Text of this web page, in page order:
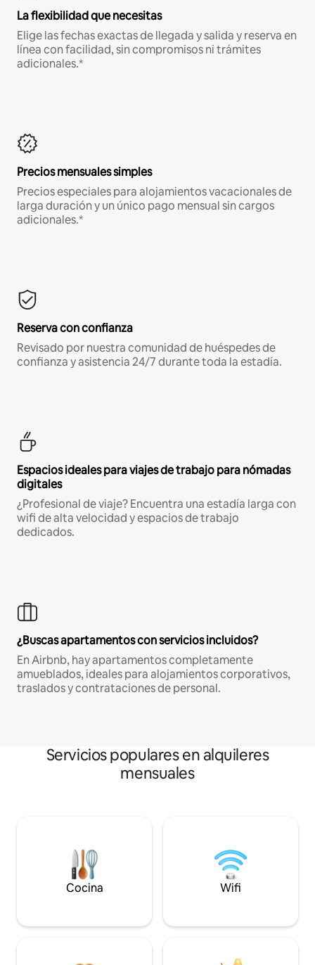
La flexibilidad que necesitas
Elige las fechas exactas de llegada y salida y reserva en
línea con facilidad, sin compromisos ni trámites
adicionales.*
Precios mensuales simples
Precios especiales para alojamientos vacacionales de
larga duración y un único pago mensual sin cargos
adicionales.*
Reserva con confianza
Revisado por nuestra comunidad de huéspedes de
confianza y asistencia 24/7 durante toda la estadía.
Espacios ideales para viajes de trabajo para nómadas
digitales
¿Profesional de viaje? Encuentra una estadía larga con
wifi de alta velocidad y espacios de trabajo
dedicados.
¿Buscas apartamentos con servicios incluidos?
En Airbnb, hay apartamentos completamente
amueblados, ideales para alojamientos corporativos,
traslados y contrataciones de personal.
Servicios populares en alquileres
mensuales
Cocina Wifi